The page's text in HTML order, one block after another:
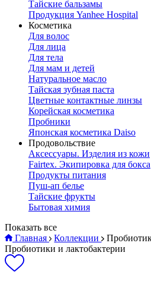
Тайские бальзамы
Продукция Yanhee Hospital
Косметика
Для волос
Для лица
Для тела
Для мам и детей
Натуральное масло
Тайская зубная паста
Цветные контактные линзы
Корейская косметика
Пробники
Японская косметика Daiso
Продовольствие
Аксессуары. Изделия из кожи
Fairtex. Экипировка для бокса
Продукты питания
Пуш-ап белье
Тайские фрукты
Бытовая химия
Показать все
Главная
Коллекции
Пробиотики и лактобактерии